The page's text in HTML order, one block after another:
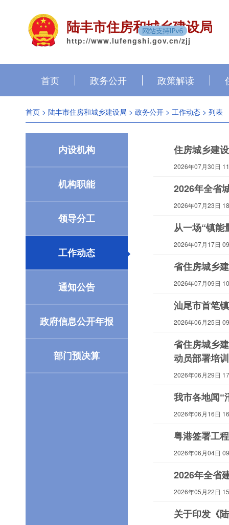
陆丰市住房和城乡建设局
http://www.lufengshi.gov.cn/zjj
首页 政务公开 政策解读
首页 > 陆丰市住房和城乡建设局 > 政务公开 > 工作动态 > 列表
内设机构
机构职能
领导分工
工作动态
通知公告
政府信息公开年报
部门预决算
住房城乡建
2026年07月30日
2026年全省
2026年07月23日
从一场“镇能
2026年07月17日
省住房城乡
2026年07月09日
汕尾市首笔
2026年06月25日
省住房城乡
动员部署培
2026年06月29日
我市各地闻“
2026年06月16日
粤港签署工
2026年06月04日
2026年全省
2026年05月22日
关于印发《